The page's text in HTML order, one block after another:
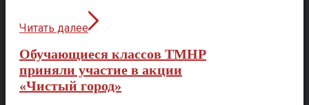
Читать далее
Обучающиеся классов ТМНР
приняли участие в акции
«Чистый город»